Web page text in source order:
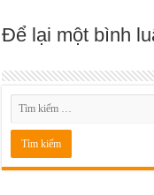
Để lại một bình